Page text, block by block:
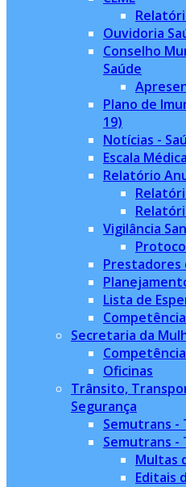
Ouvidoria
Conselho
Saúde
Plano de
19)
Notícias -
Escala
Relatório
Vigilância
Prestadores
Lista de
Secretaria da
Oficinas
Trânsito,
Segurança
Semutrans
Semutrans -
Multas
Editais